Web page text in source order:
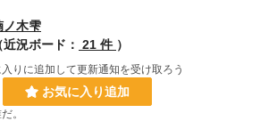
ノ木雫
近況ボード： 21 件 ）
りに追加して更新通知を受け取ろう
お気に入り追加
。